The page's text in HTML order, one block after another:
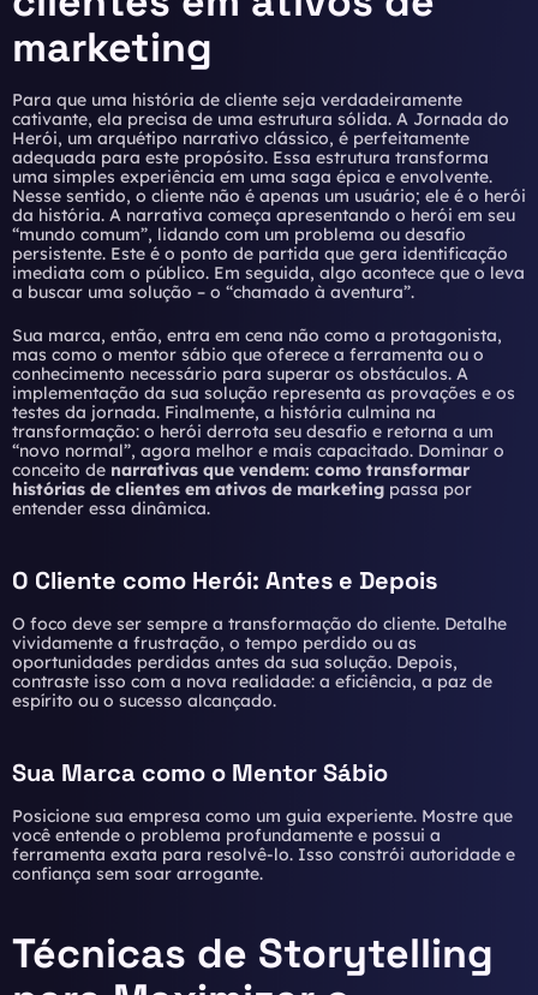
marketing
Para que uma história de cliente seja verdadeiramente
cativante, ela precisa de uma estrutura sólida. A Jornada do
Herói, um arquétipo narrativo clássico, é perfeitamente
adequada para este propósito. Essa estrutura transforma
uma simples experiência em uma saga épica e envolvente.
Nesse sentido, o cliente não é apenas um usuário; ele é o herói
da história. A narrativa começa apresentando o herói em seu
“mundo comum”, lidando com um problema ou desafio
persistente. Este é o ponto de partida que gera identificação
imediata com o público. Em seguida, algo acontece que o leva
a buscar uma solução – o “chamado à aventura”.
Sua marca, então, entra em cena não como a protagonista,
mas como o mentor sábio que oferece a ferramenta ou o
conhecimento necessário para superar os obstáculos. A
implementação da sua solução representa as provações e os
testes da jornada. Finalmente, a história culmina na
transformação: o herói derrota seu desafio e retorna a um
“novo normal”, agora melhor e mais capacitado. Dominar o
conceito de narrativas que vendem: como transformar
histórias de clientes em ativos de marketing passa por
entender essa dinâmica.
O Cliente como Herói: Antes e Depois
O foco deve ser sempre a transformação do cliente. Detalhe
vividamente a frustração, o tempo perdido ou as
oportunidades perdidas antes da sua solução. Depois,
contraste isso com a nova realidade: a eficiência, a paz de
espírito ou o sucesso alcançado.
Sua Marca como o Mentor Sábio
Posicione sua empresa como um guia experiente. Mostre que
você entende o problema profundamente e possui a
ferramenta exata para resolvê-lo. Isso constrói autoridade e
confiança sem soar arrogante.
Técnicas de Storytelling